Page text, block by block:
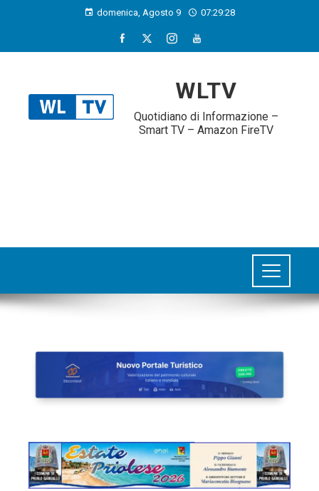
domenica, Agosto 9 07:29:28
WLTV
Quotidiano di Informazione –
Smart TV – Amazon FireTV